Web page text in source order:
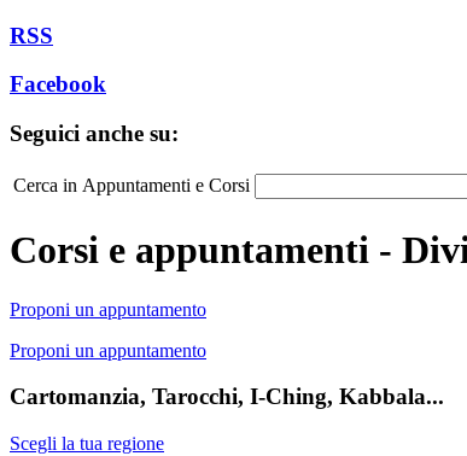
RSS
Facebook
Seguici anche su:
Cerca in Appuntamenti e Corsi
Corsi e appuntamenti -
Proponi un appuntamento
Proponi un appuntamento
Cartomanzia, Tarocchi, I-Ching, Kabbala...
Scegli la tua regione